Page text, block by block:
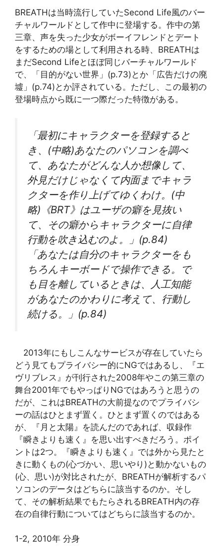
BREATHは当時流行していたSecond Life風のバー
チャルワールドとして作中に登場する。作中の第
三章、声を失った少女がボーイフレンドとデート
をするための場として利用される時、BREATHは
まだSecond Lifeとほぼ同じバーチャルワールド
で、「目的がない世界」(p.73)とか「広告だけの廃
墟」(p.74)とか評されている。ただし、この最初の
登場時点から既に一つ際だった特徴がある。
「最初にキャラクターを登録すると
き、(中略)あなたのパソコンを調べ
て、あなたがどんな人か想像して、
外見だけじゃなくて内面までキャラ
クターを作り上げてゆくわけ。(中
略)《BRT》はユーザの癖を見抜い
て、その癖からキャラクターに自律
行動を吹き込むのよ。」(p.84)
「あなたは自分のキャラクターをも
ちろんキーボードで操作できる。で
も目を離しているときは、人工知能
があなたのかわりに考えて、行動し
続ける。」(p.84)
2013年にもしこんなサービスが存在していたら
どう見てもプライバシー的にNGではあるし、『エ
ヴリブレス』が刊行された2008年やこの第三章の
舞台2001年でもやっぱりNGではあろうと思うの
だが、これはBREATHの大前提なのでプライバシ
ーの話はひとまず置く。ひとまず置くのではある
が、『月と太陽』を読んだのであれば、収録作
『瞬きよりも速く』を思い出すべきだろう。ポイ
ントは2つ。『瞬きよりも速く』では外から見たと
きに動くもの(心づかい、思いやり)と動かないもの
(心、思い)が対比されたが、BREATHが解析するパ
ソコンのデータはどちらに該当するのか。そし
て、その解析結果でもたらされるBREATH内の存
在の自律行動についてはどちらに該当するのか。
1-2, 2010年 分身